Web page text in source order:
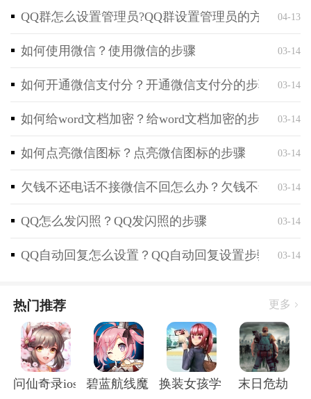
QQ群怎么设置管理员?QQ群设置管理员的方法 04-13
如何使用微信？使用微信的步骤 03-14
如何开通微信支付分？开通微信支付分的步骤 03-14
如何给word文档加密？给word文档加密的步骤 03-14
如何点亮微信图标？点亮微信图标的步骤 03-14
欠钱不还电话不接微信不回怎么办？欠钱不还电话
03-14
QQ怎么发闪照？QQ发闪照的步骤 03-14
QQ自动回复怎么设置？QQ自动回复设置步骤 03-14
热门推荐 更多
问仙奇录ios版碧蓝航线魔改r18全套补丁破解版
换装女孩学校 末日危劫